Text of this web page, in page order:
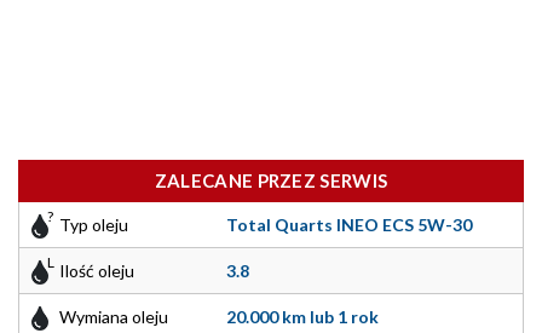
ZALECANE PRZEZ SERWIS
Typ oleju Total Quarts INEO ECS 5W-30
Ilość oleju 3.8
Wymiana oleju 20.000 km lub 1 rok